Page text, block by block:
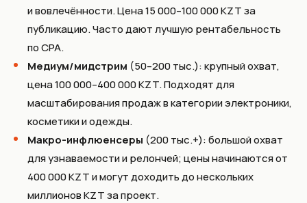
и вовлечённости. Цена 15 000–100 000 KZT за
публикацию. Часто дают лучшую рентабельность
по CPA.
Медиум/мидстрим (50–200 тыс.): крупный охват,
цена 100 000–400 000 KZT. Подходят для
масштабирования продаж в категории электроники,
косметики и одежды.
Макро-инфлюенсеры (200 тыс.+): большой охват
для узнаваемости и релончей; цены начинаются от
400 000 KZT и могут доходить до нескольких
миллионов KZT за проект.